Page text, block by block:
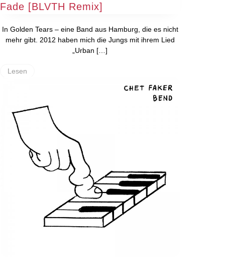
Fade [BLVTH Remix]
In Golden Tears – eine Band aus Hamburg, die es nicht
mehr gibt. 2012 haben mich die Jungs mit ihrem Lied
„Urban […]
Lesen